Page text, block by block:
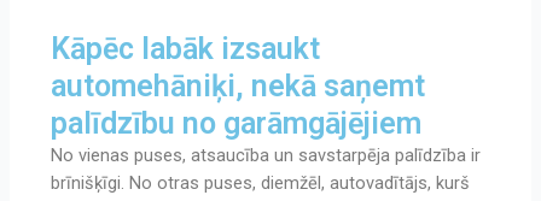
Kāpēc labāk izsaukt
automehāniķi, nekā saņemt
palīdzību no garāmgājējiem
No vienas puses, atsaucība un savstarpēja palīdzība ir
brīnišķīgi. No otras puses, diemžēl, autovadītājs, kurš